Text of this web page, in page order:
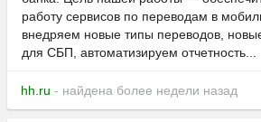
работу сервисов по переводам в
внедряем новые типы переводов,
для СБП, автоматизируем отчетность...
hh.ru - найдена более недели назад